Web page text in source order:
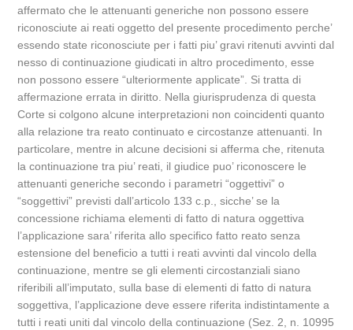
affermato che le attenuanti generiche non possono essere
riconosciute ai reati oggetto del presente procedimento perche’
essendo state riconosciute per i fatti piu’ gravi ritenuti avvinti dal
nesso di continuazione giudicati in altro procedimento, esse
non possono essere “ulteriormente applicate”. Si tratta di
affermazione errata in diritto. Nella giurisprudenza di questa
Corte si colgono alcune interpretazioni non coincidenti quanto
alla relazione tra reato continuato e circostanze attenuanti. In
particolare, mentre in alcune decisioni si afferma che, ritenuta
la continuazione tra piu’ reati, il giudice puo’ riconoscere le
attenuanti generiche secondo i parametri “oggettivi” o
“soggettivi” previsti dall’articolo 133 c.p., sicche’ se la
concessione richiama elementi di fatto di natura oggettiva
l’applicazione sara’ riferita allo specifico fatto reato senza
estensione del beneficio a tutti i reati avvinti dal vincolo della
continuazione, mentre se gli elementi circostanziali siano
riferibili all’imputato, sulla base di elementi di fatto di natura
soggettiva, l’applicazione deve essere riferita indistintamente a
tutti i reati uniti dal vincolo della continuazione (Sez. 2, n. 10995